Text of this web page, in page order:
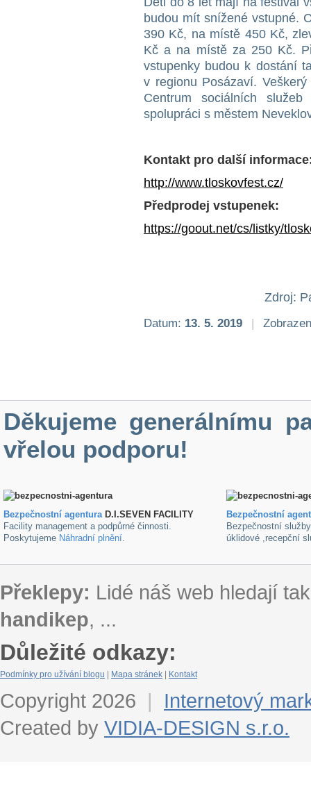
budou mít snížené vstupné.
390 Kč, na místě 450 Kč,
Kč a na místě za 250 Kč.
vstupenky budou k dostání
v regionu Posázaví.
Centrum sociálních
spolupráci s městem
Kontakt pro další
http://www.tloskovfest.cz/
Předprodej vstupenek:
https://goout.net/cs/listky/
Zdroj:
Datum: 13. 5. 2019 |
Děkujeme generálnímu
vřelou podporu!
Bezpečnostní agenturaD.I.SEVEN FACILITY
Facility management a podpůrné činnosti.
Poskytujeme Náhradní plnění.
Bezpečnostní
Bezpečnostní
úklidové ,recepční
Překlepy: Lidé náš web hledají
handikep, ...
Důležité odkazy:
Podmínky pro užívání blogu Mapa stránek Kontakt
Copyright 2026 |
Internetový
Created by VIDIA-DESIGN s.r.o.